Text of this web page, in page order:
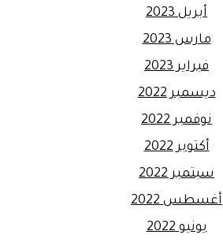
أبريل 2023
مارس 2023
فبراير 2023
ديسمبر 2022
نوفمبر 2022
أكتوبر 2022
سبتمبر 2022
أغسطس 2022
يونيو 2022